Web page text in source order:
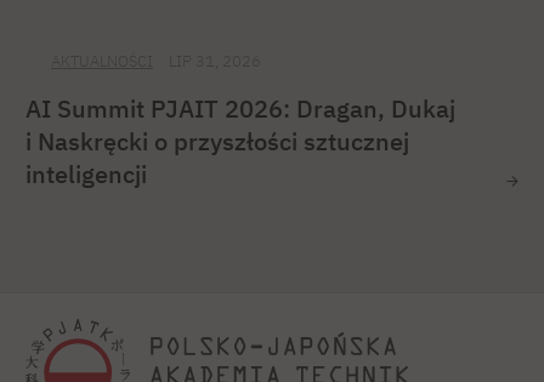
AI Summit PJAIT 2026: Dragan, Dukaj
i Naskręcki o przyszłości sztucznej
inteligencji